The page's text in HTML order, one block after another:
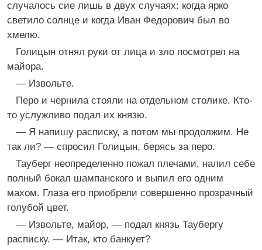
случалось сие лишь в двух случаях: когда ярко
светило солнце и когда Иван Федорович был во
хмелю.
Голицын отнял руки от лица и зло посмотрел на
майора.
— Извольте.
Перо и чернила стояли на отдельном столике. Кто-
то услужливо подал их князю.
— Я напишу расписку, а потом мы продолжим. Не
так ли? — спросил Голицын, берясь за перо.
Тауберг неопределенно пожал плечами, налил себе
полный бокал шампанского и выпил его одним
махом. Глаза его приобрели совершенно прозрачный
голубой цвет.
— Извольте, майор, — подал князь Таубергу
расписку. — Итак, кто банкует?